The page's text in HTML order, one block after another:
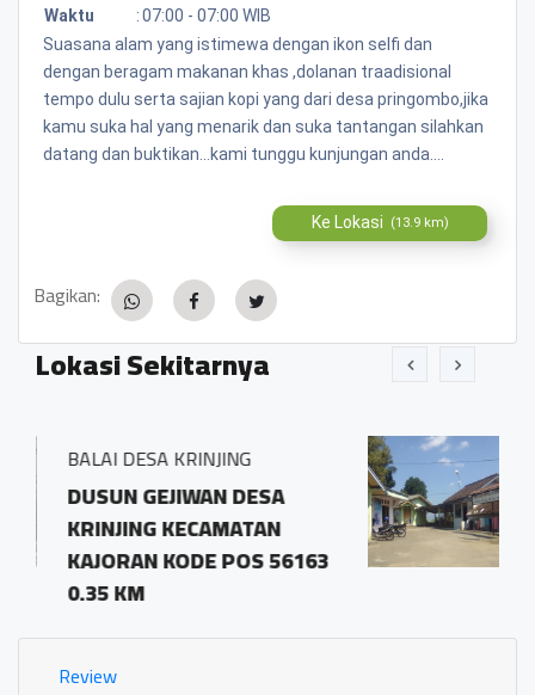
Waktu
:07:00 - 07:00 WIB
Suasana alam yang istimewa dengan ikon selfi dan
dengan beragam makanan khas ,dolanan traadisional
tempo dulu serta sajian kopi yang dari desa pringombo,jika
kamu suka hal yang menarik dan suka tantangan silahkan
datang dan buktikan...kami tunggu kunjungan anda....
Ke Lokasi (13.9 km)
Bagikan:
Lokasi Sekitarnya
56163
BALAI DESA PRINGOMBO
Sidosari Rt/Rw 01/01
pringombo tempuran
magelang.56161
Review